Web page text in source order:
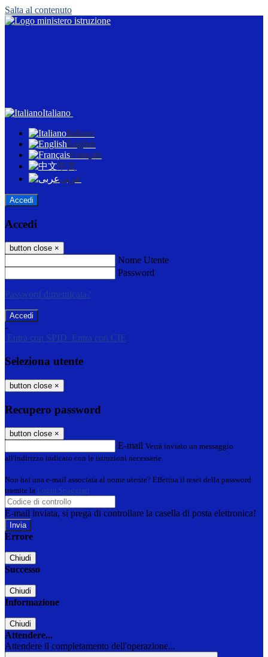
Salta al contenuto
Italiano
Italiano
English
Français
中文
عربى
Accedi
Accedi
button close ×
Nome Utente
Password
Password dimenticata?
-
Entra con SPID
Entra con CIE
Seleziona utente
button close ×
Recupero password
button close ×
E-mail Verrà inviato un messaggio
all'indirizzo indicato con le istruzioni necessarie.
Non hai una e-mail associata al nome utente? Effettua il reset della password
tramite la Login Spaggiari
E-mail inviata, si prega di controllare la casella di posta elettronica!
Errore
Chiudi
Successo
Chiudi
Informazione
Chiudi
Attendere...
Attendere il completamento dell'operazione...